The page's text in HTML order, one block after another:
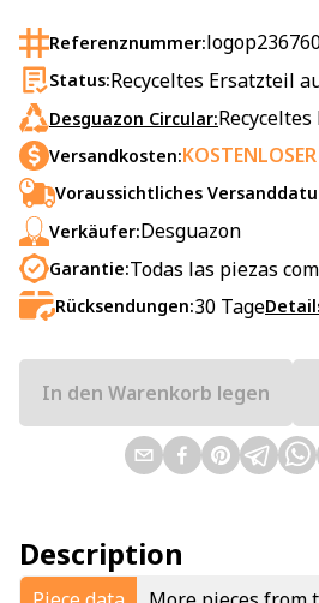
Referenznummer:
Status:Recyceltes Ersatzteil
Desguazon Circular:
Versandkosten:
Voraussichtliches
Verkäufer:Desguazon
Garantie:Todas las piezas
Rücksendungen:30 Tage
In den Warenkorb legen
Description